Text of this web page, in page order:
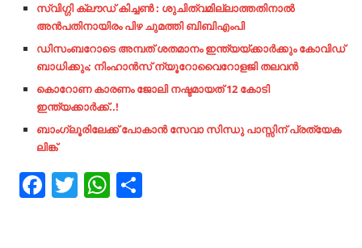
സ്വിഗ്ഗി ക്ലൗഡ് കിച്ചൺ : ശുചിത്വമില്ലാത്തതിനാൽ
അൻപതിനായിരം പിഴ ചുമത്തി ബിബിഎംപി
ഡിസംബറോടെ അമ്പത് ശതമാനം ഇന്ത്യയ്ക്കാര്‍ക്കും കോവിഡ്
ബാധിക്കും; നിംഹാന്‍സ് ന്യൂറോവൈറോളജി തലവന്‍
കൊറോണ കാരണം ജോലി നഷ്ടമായത് 12 കോടി
ഇന്ത്യക്കാർക്ക്..!
ബാംഗ്ലൂരിലേക്ക് പോകാൻ സേവാ സിന്ധു പാസ്സിന് പ്രത്യേക
ലിങ്ക്
Facebook
TwitterWhatsApp